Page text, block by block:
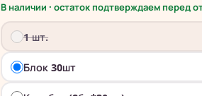
В наличии · остаток подтверждаем перед
1 шт.
Блок 30шт